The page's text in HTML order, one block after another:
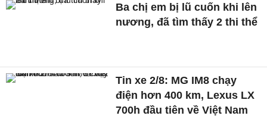
Ba chị em bị lũ cuốn khi lên
nương, đã tìm thấy 2 thi thể
Tin xe 2/8: MG IM8 chạy
điện hơn 400 km, Lexus LX
700h đầu tiên về Việt Nam